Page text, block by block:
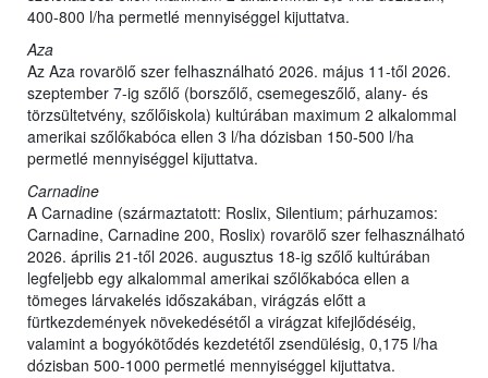
400-800 l/ha permetlé mennyiséggel kijuttatva.
Aza
Az Aza rovarölő szer felhasználható 2026. május 11-től 2026.
szeptember 7-ig szőlő (borszőlő, csemegeszőlő, alany- és
törzsültetvény, szőlőiskola) kultúrában maximum 2 alkalommal
amerikai szőlőkabóca ellen 3 l/ha dózisban 150-500 l/ha
permetlé mennyiséggel kijuttatva.
Carnadine
A Carnadine (származtatott: Roslix, Silentium; párhuzamos:
Carnadine, Carnadine 200, Roslix) rovarölő szer felhasználható
2026. április 21-től 2026. augusztus 18-ig szőlő kultúrában
legfeljebb egy alkalommal amerikai szőlőkabóca ellen a
tömeges lárvakelés időszakában, virágzás előtt a
fürtkezdemények növekedésétől a virágzat kifejlődéséig,
valamint a bogyókötődés kezdetétől zsendülésig, 0,175 l/ha
dózisban 500-1000 permetlé mennyiséggel kijuttatva.